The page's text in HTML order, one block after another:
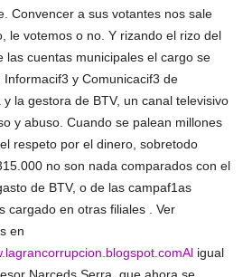
Convencer a sus votantes nos sale
le votemos o no. Y rizando el rizo del
las cuentas municipales el cargo se
Informacif3 y Comunicacif3 de
y la gestora de BTV, un canal televisivo
y abuso. Cuando se palean millones
respeto por el dinero, sobretodo
no son nada comparados con el
de BTV, o de las campaf1as
cargado en otras filiales . Ver
en
igual
Narceds Serra, que ahora se